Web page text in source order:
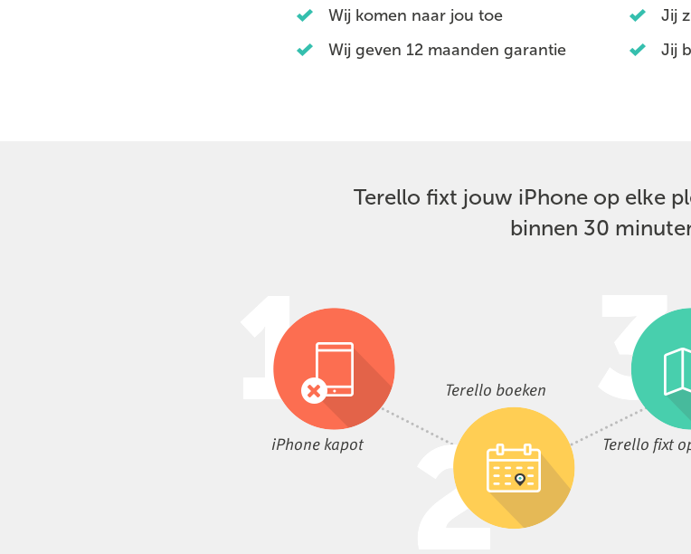
Wij komen naar jou toe
Jij
Wij geven 12 maanden garantie
Jij
Terello fixt jouw iPhone op elke
binnen 30
iPhone kapot
Terello boeken
Terello fixt